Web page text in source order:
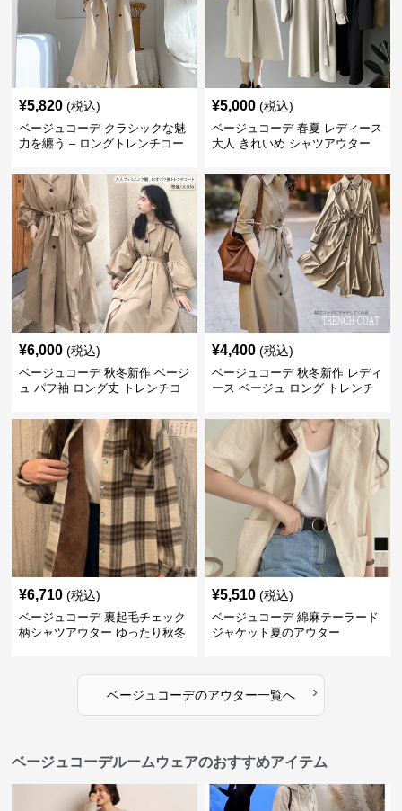
¥5,820 (税込)
ベージュコーデ クラシックな魅
力を纏う – ロングトレンチコー
¥5,000 (税込)
ベージュコーデ 春夏 レディース
大人 きれいめ シャツアウター
¥6,000 (税込)
ベージュコーデ 秋冬新作 ベージ
ュ パフ袖 ロング丈 トレンチコ
¥4,400 (税込)
ベージュコーデ 秋冬新作 レディ
ース ベージュ ロング トレンチ
¥6,710 (税込)
ベージュコーデ 裏起毛チェック
柄シャツアウター ゆったり秋冬
¥5,510 (税込)
ベージュコーデ 綿麻テーラード
ジャケット夏のアウター
ベージュコーデのアウター一覧へ ›
ベージュコーデルームウェアのおすすめアイテム